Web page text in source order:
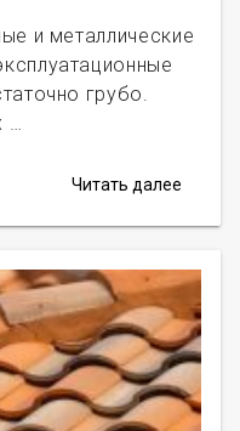
и металлические
грубо.
…
Читать далее